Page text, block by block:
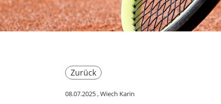
Zurück
08.07.2025, Wiech Karin